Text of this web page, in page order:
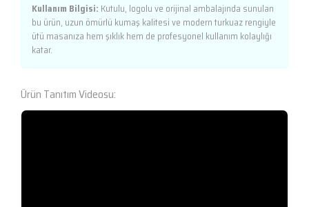
Kullanım Bilgisi: Kutulu, logolu ve orijinal ambalajında sunulan
bu ürün, uzun ömürlü kumaş kalitesi ve modern turkuaz rengiyle
ütü masanıza hem şıklık hem de profesyonel kullanım kolaylığı
katar.
Ürün Tanıtım Videosu: